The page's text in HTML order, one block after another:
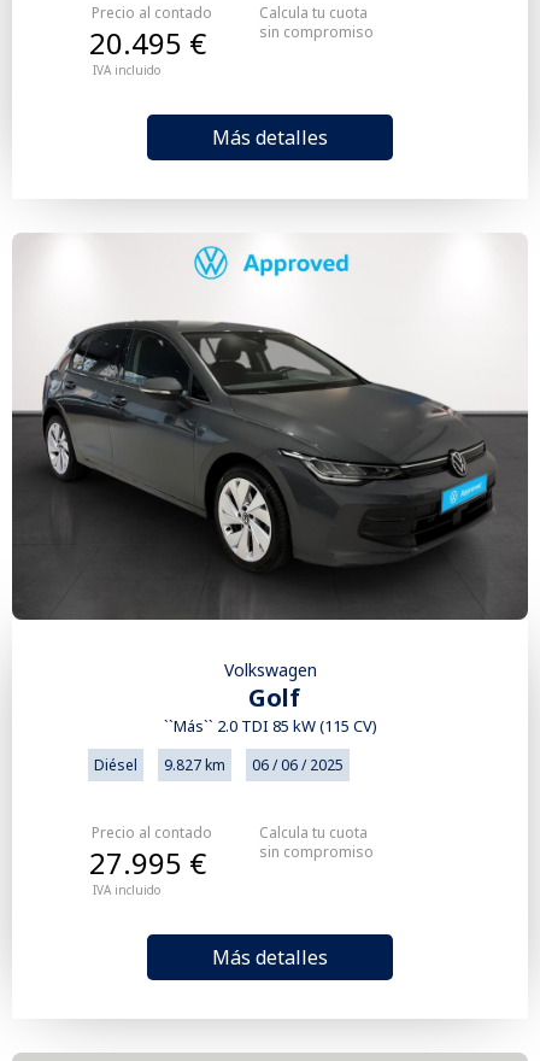
Precio al contado
IVA incluido
20.495 €
Más detalles
Calcula tu cuota
sin compromiso
Volkswagen
Golf
``Más`` 2.0 TDI 85 kW (115 CV)
Diésel 9.827 km 06 / 06 / 2025
Precio al contado
IVA incluido
27.995 €
Más detalles
Calcula tu cuota
sin compromiso